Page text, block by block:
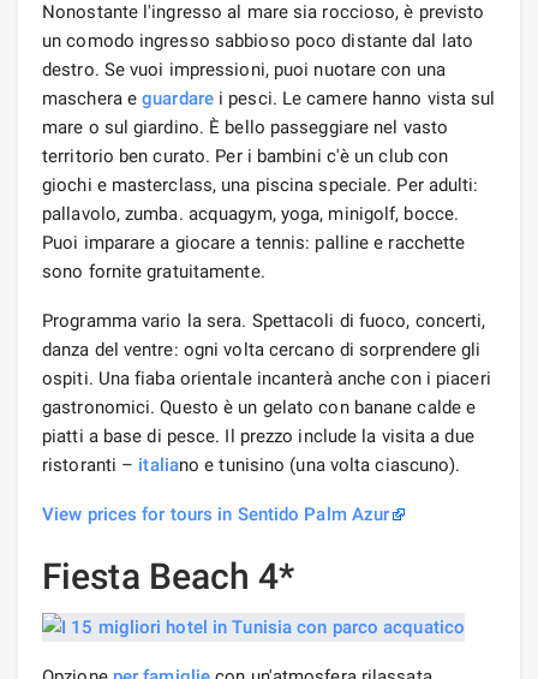
Nonostante l'ingresso al mare sia roccioso, è previsto
un comodo ingresso sabbioso poco distante dal lato
destro. Se vuoi impressioni, puoi nuotare con una
maschera eguardarei pesci. Le camere hanno vista sul
mare o sul giardino. È bello passeggiare nel vasto
territorio ben curato. Per i bambini c'è un club con
giochi e masterclass, una piscina speciale. Per adulti:
pallavolo, zumba. acquagym, yoga, minigolf, bocce.
Puoi imparare a giocare a tennis: palline e racchette
sono fornite gratuitamente.
Programma vario la sera. Spettacoli di fuoco, concerti,
danza del ventre: ogni volta cercano di sorprendere gli
ospiti. Una fiaba orientale incanterà anche con i piaceri
gastronomici. Questo è un gelato con banane calde e
piatti a base di pesce. Il prezzo include la visita a due
ristoranti – italiano e tunisino (una volta ciascuno).
View prices for tours in Sentido Palm Azur
Fiesta Beach 4*